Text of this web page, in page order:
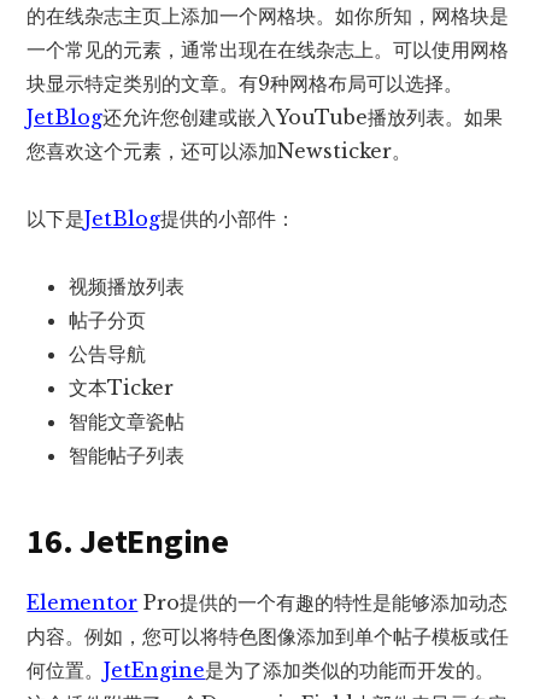
的在线杂志主页上添加一个网格块。如你所知，网格块是
一个常见的元素，通常出现在在线杂志上。可以使用网格
块显示特定类别的文章。有9种网格布局可以选择。
JetBlog还允许您创建或嵌入YouTube播放列表。如果
您喜欢这个元素，还可以添加Newsticker。
以下是JetBlog提供的小部件：
视频播放列表
帖子分页
公告导航
文本Ticker
智能文章瓷帖
智能帖子列表
16. JetEngine
Elementor Pro提供的一个有趣的特性是能够添加动态
内容。例如，您可以将特色图像添加到单个帖子模板或任
何位置。JetEngine是为了添加类似的功能而开发的。